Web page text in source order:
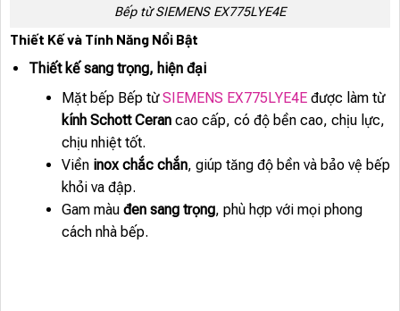
Bếp từ SIEMENS EX775LYE4E
Thiết Kế và Tính Năng Nổi Bật
Thiết kế sang trọng, hiện đại
Mặt bếp Bếp từSIEMENS EX775LYE4Eđược làm từ
kính Schott Cerancao cấp, có độ bền cao, chịu lực,
chịu nhiệt tốt.
Viền inox chắc chắn, giúp tăng độ bền và bảo vệ bếp
khỏi va đập.
Gam màu đen sang trọng, phù hợp với mọi phong
cách nhà bếp.